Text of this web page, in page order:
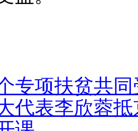
专项扶贫共
代表李欣蓉